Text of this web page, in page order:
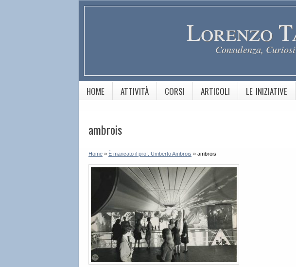
Lorenzo
Consulenza,
HOME ATTIVITÀ CORSI ARTICOLI LE INIZIATIVE
ambrois
Home » È mancato il prof. Umberto Ambrois » ambrois